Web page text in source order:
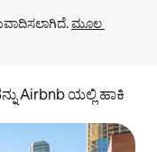
ಮೂಲ
Airbnb ಯಲ್ಲಿ ಹಾಕಿ